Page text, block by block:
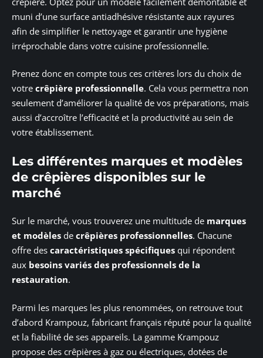
muni d’une surface antiadhésive résistante aux rayures
afin de simplifier le nettoyage et garantir une hygiène
irréprochable dans votre cuisine professionnelle.
Prenez donc en compte tous ces critères lors du choix de
votre crêpière professionnelle. Cela vous permettra non
seulement d’améliorer la qualité de vos préparations, mais
aussi d’accroître l’efficacité et la productivité au sein de
votre établissement.
Les différentes marques et modèles
de crêpières disponibles sur le
marché
Sur le marché, vous trouverez une multitude de marques
et modèles de crêpières professionnelles. Chacune
offre des caractéristiques spécifiques qui répondent
aux besoins variés des professionnels de la
restauration.
Parmi les marques les plus renommées, on retrouve tout
d’abord Krampouz, fabricant français réputé pour la qualité
et la fiabilité de ses appareils. La gamme Krampouz
propose des crêpières à gaz ou électriques, dotées de